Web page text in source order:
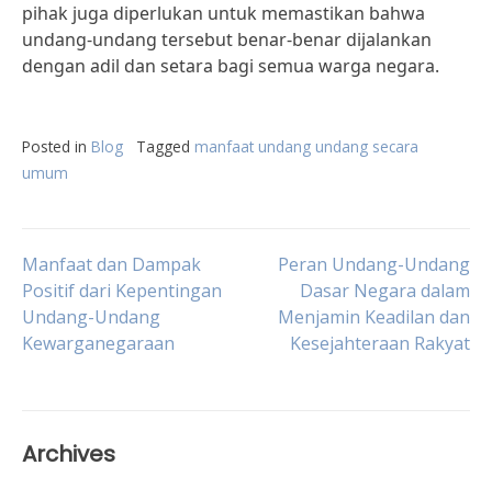
pihak juga diperlukan untuk memastikan bahwa
undang-undang tersebut benar-benar dijalankan
dengan adil dan setara bagi semua warga negara.
Posted in Blog Tagged manfaat undang undang secara
umum
Post
navigation
Manfaat dan Dampak
Positif dari Kepentingan
Undang-Undang
Kewarganegaraan
Peran Undang-Undang
Dasar Negara dalam
Menjamin Keadilan dan
Kesejahteraan Rakyat
Archives